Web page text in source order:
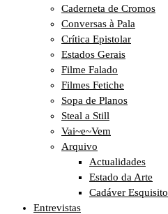
Caderneta de Cromos
Conversas à Pala
Crítica Epistolar
Estados Gerais
Filme Falado
Filmes Fetiche
Sopa de Planos
Steal a Still
Vai~e~Vem
Arquivo
Actualidades
Estado da Arte
Cadáver Esquisito
Entrevistas